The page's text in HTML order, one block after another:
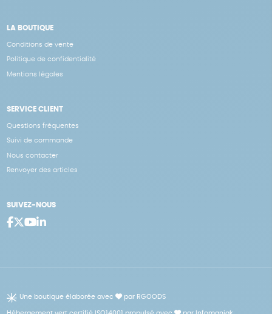
LA BOUTIQUE
Conditions de vente
Politique de confidentialité
Mentions légales
SERVICE CLIENT
Questions fréquentes
Suivi de commande
Nous contacter
Renvoyer des articles
SUIVEZ-NOUS
Une boutique élaborée avec par RGOODS